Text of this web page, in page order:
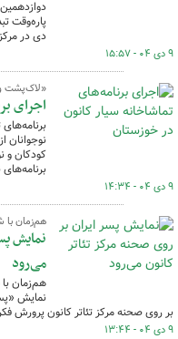
دی در
۹ دی ۰۴ - ۱۵:۵۷
«لاک‌پشت
اجرای
کودکان و
۹ دی ۰۴ - ۱۴:۳۴
هم‌زمان
نمایش
می‌رود
هم‌زمان
نمایش
بر روی صحنه مرکز تئاتر کانون پرورش
۹ دی ۰۴ - ۱۳:۴۴